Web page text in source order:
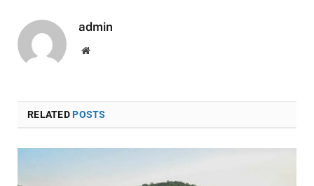
admin
Website
RELATEDPOSTS